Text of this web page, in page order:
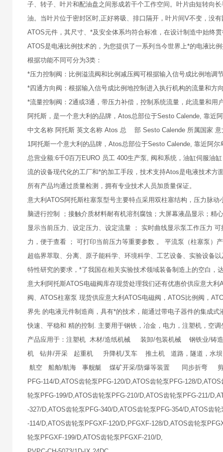
子、转子、叶片和配油盘之间形成若干个工作空间。叶片由短转向
油。当叶片位于密封区时,正好将吸、排口隔开，叶片间V不变，没
ATOS元件，其尺寸、*及安全体系均符合标准，在设计制造中始终
ATOS是电液比例技术的，为您提供了一系列当今世界上*的电液比
根据功能不同可分为3类：
*压力控制阀：比例溢流阀和比例减压阀可根据输入信号成比例地调
*四通方向阀：根据输入信号成比例地控制进入执行机构的流量和
*流量控制阀：2通或3通，带压力补偿，控制系统流量，此流量和用
阿托斯，是一个意大利的品牌，Atos总部位于Sesto Calende, 靠近
中文名称 阿托斯 英文名称 Atos 总 部 Sesto Calende 所属国家 意
1阿托斯一个意大利的品牌，Atos总部位于Sesto Calende, 靠近阿
总营业额:6千0百万EURO 员工 400生产泵, 阀和系统，油缸伺服油
流的设备现代化的工厂和*的加工手段，技术支持Atos是电液技术
所有产品均通过质量检测，拥有专业技术人员加质量保证。
意大利ATOS阿托斯柱塞泵型号主要特点采用双柱塞结构，压力脉
脑进行控制 ；接触介质材料耐有机溶剂腐蚀；大屏幕液晶显示；
显示当前压力、设定压力、设定流量 ； 实时曲线显示泵工作压力
力，便于查看 ； 可打印当前压力等重要参数 。 平流泵（柱塞泵）
超临界萃取、分离、原子能科学、环境科学、工艺设备、实验设备
特性研究的要求，*了我国在相关实验技术领域装备制造上的空白，
意大利阿托斯ATOS电磁阀库存现货处理我们还有优惠价供应意大
阀、ATOS柱塞泵 现货供应意大利ATOS电磁阀，ATOS比例阀，
界先 的电液元件制造商，具有*的技术，能通过带电子器件的集成
快速、平稳和 精的控制. 主要用于钢铁，冶金，电力，注塑机，空
产品应用于：注塑机 木材/造纸机械 装卸/包装机械 钢铁业/
机 钻井/开采 起重机 升降机/叉车 推土机 道路，隧道，
航空 船舶/航海 事舰艇 煤矿开采/防爆等装置 同步折弯
PFG-114/D,ATOS齿轮泵PFG-120/D,ATOS齿轮泵PFG-128/
轮泵PFG-199/D,ATOS齿轮泵PFG-210/D,ATOS齿轮泵PFG-211/
-327/D,ATOS齿轮泵PFG-340/D,ATOS齿轮泵PFG-354/D,ATOS齿
-114/D,ATOS齿轮泵PFGXF-120/D,PFGXF-128/D,ATOS齿轮泵
轮泵PFGXF-199/D,ATOS齿轮泵PFGXF-210/D,